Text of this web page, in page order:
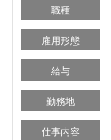
職種
雇用形態
給与
勤務地
仕事内容